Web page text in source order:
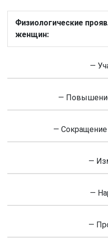
Физиологические
женщин:
—
—
— Сокращение
—
—
—